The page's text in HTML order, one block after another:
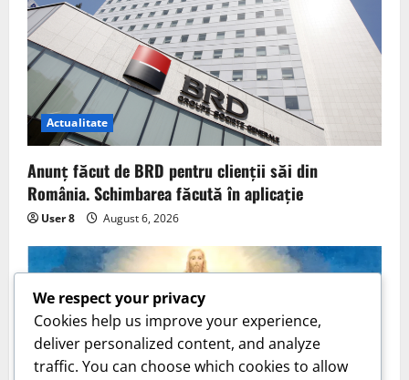
Actualitate
Anunț făcut de BRD pentru clienții săi din
România. Schimbarea făcută în aplicație
User 8 August 6, 2026
We respect your privacy
Cookies help us improve your experience,
deliver personalized content, and analyze
traffic. You can choose which cookies to allow